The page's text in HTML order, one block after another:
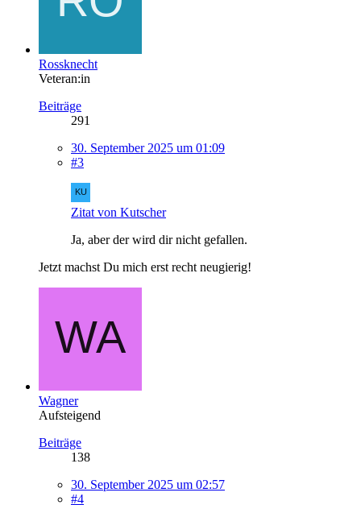
Rossknecht
Veteran:in
Beiträge
291
30. September 2025 um 01:09
#3
Zitat von Kutscher
Ja, aber der wird dir nicht gefallen.
Jetzt machst Du mich erst recht neugierig!
Wagner
Aufsteigend
Beiträge
138
30. September 2025 um 02:57
#4